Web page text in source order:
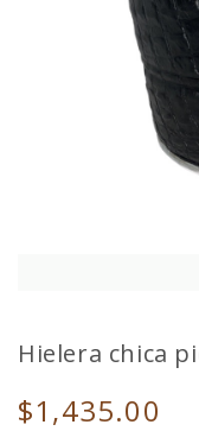
Hielera chica
$1,435.00